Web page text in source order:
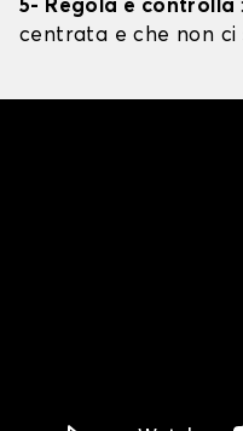
5- Regola e controlla
centrata e che non ci